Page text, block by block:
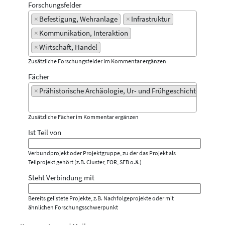
Forschungsfelder
× Befestigung, Wehranlage × Infrastruktur
× Kommunikation, Interaktion
×Wirtschaft, Handel
Zusätzliche Forschungsfelder im Kommentar ergänzen
Fächer
× Prähistorische Archäologie, Ur- und Frühgeschichte
Zusätzliche Fächer im Kommentar ergänzen
Ist Teil von
Verbundprojekt oder Projektgruppe, zu der das Projekt als
Teilprojekt gehört (z.B. Cluster, FOR, SFB o.ä.)
Steht Verbindung mit
Bereits gelistete Projekte, z.B. Nachfolgeprojekte oder mit
ähnlichen Forschungsschwerpunkt